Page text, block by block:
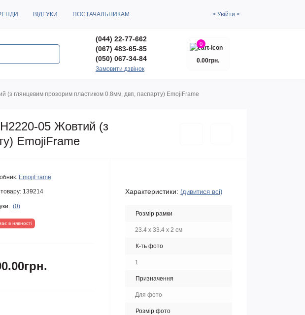
ВІДГУКИ ПОСТАЧАЛЬНИКАМ > Увійти <
(044) 22-77-662
(067) 483-65-85
(050) 067-34-84
Замовити дзвінок
0
0.00грн.
(з глянцевим прозорим пластиком 0.8мм, двп, паспарту) EmojiFrame
05 Жовтий (з
EmojiFrame
EmojiFrame
139214
(0)
в нявності
Характеристики: (дивитися всі)
Розмір рамки
23.4 х 33.4 х 2 см
К-ть фото
1
Призначення
Для фото
Розмір фото